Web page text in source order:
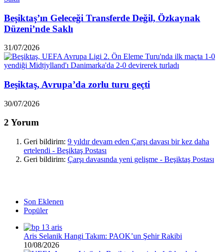
Beşiktaş’ın Geleceği Transferde Değil, Özkaynak
Düzeni’nde Saklı
31/07/2026
Beşiktaş, Avrupa’da zorlu turu geçti
30/07/2026
2 Yorum
Geri bildirim: 9 yıldır devam eden Çarşı davası bir kez daha
ertelendi - Beşiktaş Postası
Geri bildirim: Çarşı davasında yeni gelişme - Beşiktaş Postası
Son Eklenen
Popüler
Aris Selanik Hangi Takım: PAOK’un Şehir Rakibi
10/08/2026